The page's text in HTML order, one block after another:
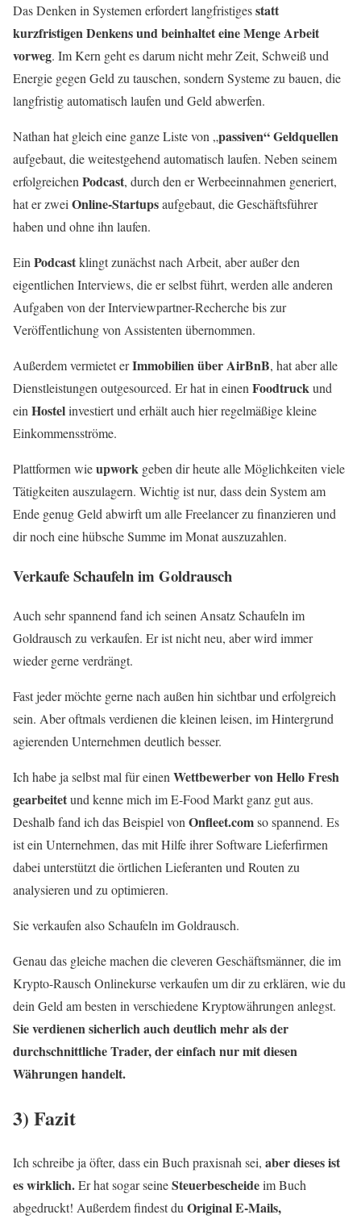
Das Denken in Systemen erfordert langfristigesstatt
kurzfristigen Denkens und beinhaltet eine Menge Arbeit
vorweg. Im Kern geht es darum nicht mehr Zeit, Schweiß und
Energie gegen Geld zu tauschen, sondern Systeme zu bauen, die
langfristig automatisch laufen und Geld abwerfen.
Nathan hat gleich eine ganze Liste von „passiven“ Geldquellen
aufgebaut, die weitestgehend automatisch laufen. Neben seinem
erfolgreichenPodcast, durch den er Werbeeinnahmen generiert,
hat er zweiOnline-Startupsaufgebaut, die Geschäftsführer
haben und ohne ihn laufen.
EinPodcastklingt zunächst nach Arbeit, aber außer den
eigentlichen Interviews, die er selbst führt, werden alle anderen
Aufgaben von der Interviewpartner-Recherche bis zur
Veröffentlichung von Assistenten übernommen.
Außerdem vermietet erImmobilien über AirBnB, hat aber alle
Dienstleistungen outgesourced. Er hat in einenFoodtruckund
einHostelinvestiert und erhält auch hier regelmäßige kleine
Einkommensströme.
Plattformen wieupwork geben dir heute alle Möglichkeiten viele
Tätigkeiten auszulagern. Wichtig ist nur, dass dein System am
Ende genug Geld abwirft um alle Freelancer zu finanzieren und
dir noch eine hübsche Summe im Monat auszuzahlen.
Verkaufe Schaufeln im Goldrausch
Auch sehr spannend fand ich seinen Ansatz Schaufeln im
Goldrausch zu verkaufen. Er ist nicht neu, aber wird immer
wieder gerne verdrängt.
Fast jeder möchte gerne nach außen hin sichtbar und erfolgreich
sein. Aber oftmals verdienen die kleinen leisen, im Hintergrund
agierenden Unternehmen deutlich besser.
Ich habe ja selbst mal für einen Wettbewerber von Hello Fresh
gearbeitetund kenne mich im E-Food Markt ganz gut aus.
Deshalb fand ich das Beispiel von Onfleet.comso spannend. Es
ist ein Unternehmen, das mit Hilfe ihrer Software Lieferfirmen
dabei unterstützt die örtlichen Lieferanten und Routen zu
analysieren und zu optimieren.
Sie verkaufen also Schaufeln im Goldrausch.
Genau das gleiche machen die cleveren Geschäftsmänner, die im
Krypto-Rausch Onlinekurse verkaufen um dir zu erklären, wie du
dein Geld am besten in verschiedene Kryptowährungen anlegst.
Sie verdienen sicherlich auch deutlich mehr als der
durchschnittliche Trader, der einfach nur mit diesen
Währungen handelt.
3) Fazit
Ich schreibe ja öfter, dass ein Buch praxisnah sei, aber dieses ist
es wirklich.Er hat sogar seineSteuerbescheideim Buch
abgedruckt! Außerdem findest du Original E-Mails,